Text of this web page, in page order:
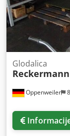
Oppenweiler
Glodalica
Reckermann